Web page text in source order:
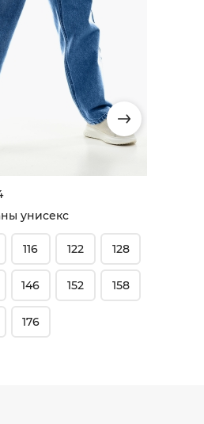
унисекс
116 122 128
146 152 158
176